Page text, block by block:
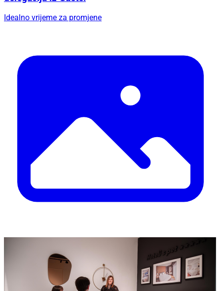
Idealno vrijeme za promjene